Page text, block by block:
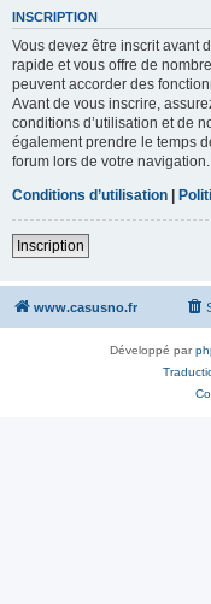
INSCRIPTION
Vous devez être inscrit avant
rapide et vous offre de
peuvent accorder des
Avant de vous inscrire,
conditions d’utilisation et de
également prendre le temps
forum lors de votre navigation.
Conditions d’utilisation |
Inscription
www.casusno.fr
Développé par